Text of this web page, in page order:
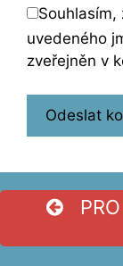
uvedeného
zveřejněn v